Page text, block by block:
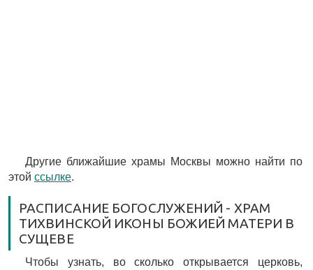
Другие ближайшие храмы Москвы можно найти по
этой ссылке.
РАСПИСАНИЕ БОГОСЛУЖЕНИЙ - ХРАМ
ТИХВИНСКОЙ ИКОНЫ БОЖИЕЙ МАТЕРИ В
СУЩЕВЕ
Чтобы узнать, во сколько открывается церковь,